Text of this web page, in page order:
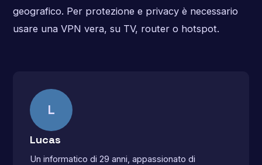
geografico. Per protezione e privacy è necessario
usare una VPN vera, su TV, router o hotspot.
L
Lucas
Un informatico di 29 anni, appassionato di